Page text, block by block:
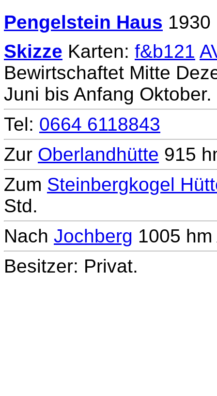
Pengelstein Haus
Skizze Karten: f&b121
Bewirtschaftet Mitte
Juni bis Anfang Oktober.
Tel: 0664 6118843
Zur Oberlandhütte 915
Zum Steinbergkogel
Std.
Nach Jochberg 1005
Besitzer: Privat.